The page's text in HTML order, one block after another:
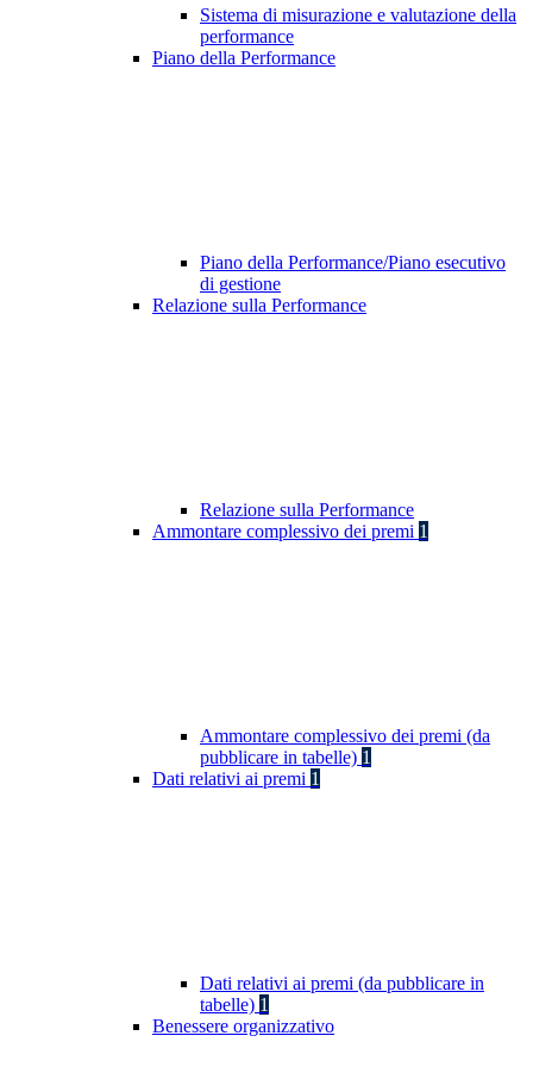
Sistema di misurazione e valutazione della
performance
Piano della Performance
Piano della Performance/Piano esecutivo
di gestione
Relazione sulla Performance
Relazione sulla Performance
Ammontare complessivo dei premi 1
Ammontare complessivo dei premi (da
pubblicare in tabelle) 1
Dati relativi ai premi 1
Dati relativi ai premi (da pubblicare in
tabelle) 1
Benessere organizzativo